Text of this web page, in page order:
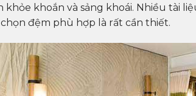
khoắn và sảng khoái. Nhiều tài
đệm phù hợp là rất cần thiết.